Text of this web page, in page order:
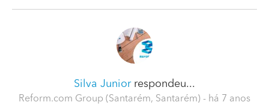
Silva Juniorrespondeu...
Reform.com Group (Santarém, Santarém) - há 7 anos